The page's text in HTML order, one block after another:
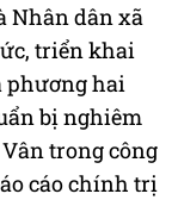
Nhân dân xã
triển khai
phương hai
bị nghiêm
trong công
cáo chính trị